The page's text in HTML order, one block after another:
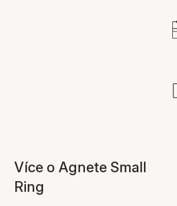
Více o Agnete Small
Ring